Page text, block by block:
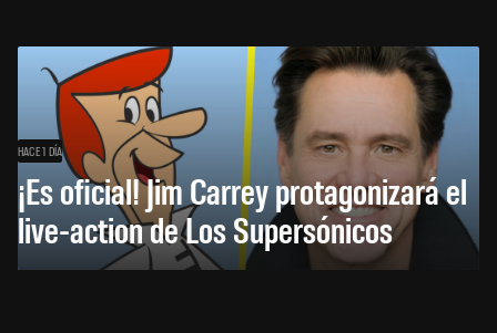
HACE 1 DÍA
¡Es oficial! Jim Carrey protagonizará el
live-action de Los Supersónicos